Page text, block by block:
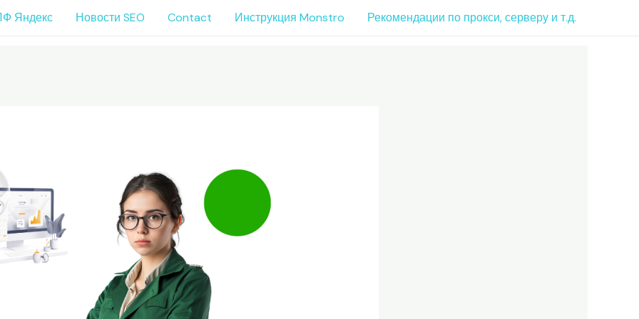
Яндекс Новости SEO Contact Инструкция Monstro Рекомендации по прокси, серверу и т.д.